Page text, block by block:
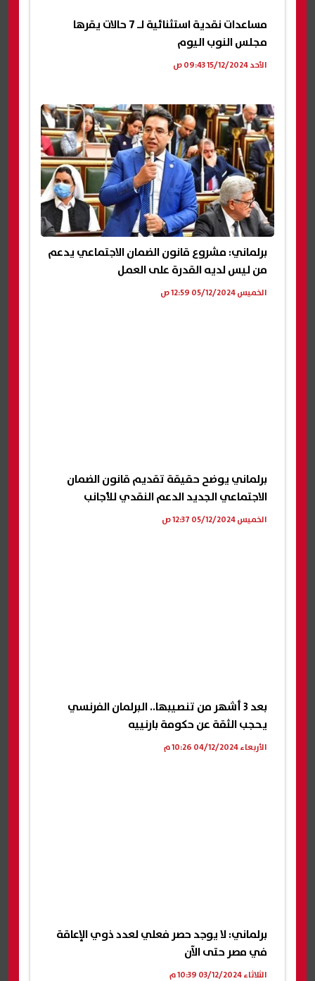
مساعدات نقدية استثنائية لـ 7 حالات يقرها
مجلس النوب اليوم
الأحد 15/12/2024 09:43 ص
برلماني: مشروع قانون الضمان الاجتماعي يدعم
من ليس لديه القدرة على العمل
الخميس 05/12/2024 12:59 ص
برلماني يوضح حقيقة تقديم قانون الضمان
الاجتماعي الجديد الدعم النقدي للأجانب
الخميس 05/12/2024 12:37 ص
بعد 3 أشهر من تنصيبها.. البرلمان الفرنسي
يحجب الثقة عن حكومة بارنييه
الأربعاء 04/12/2024 10:26 م
برلماني: لا يوجد حصر فعلي لعدد ذوي الإعاقة
في مصر حتى الآن
الثلاثاء 03/12/2024 10:39 م